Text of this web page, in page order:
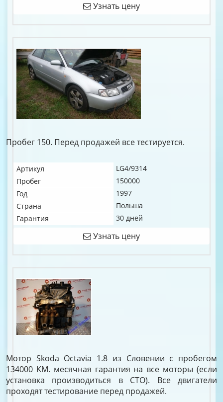
Узнать цену
Пробег 150. Перед продажей все тестируется.
Артикул
LG4/9314
Пробег
150000
Год
1997
Страна
Польша
Гарантия
30 дней
Узнать цену
Мотор Skoda Octavia 1.8 из Словении с пробегом
134000 KM. месячная гарантия на все моторы (если
установка производиться в СТО). Все двигатели
проходят тестирование перед продажей.